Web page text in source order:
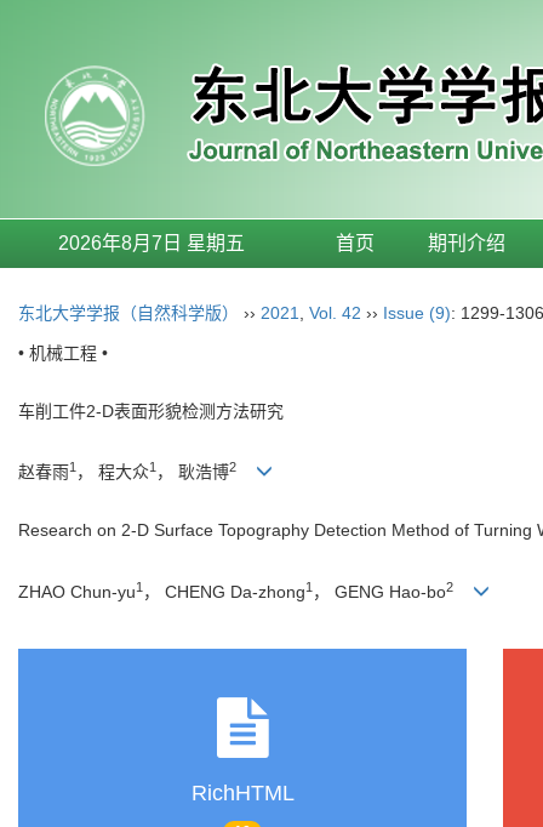
2026年8月7日 星期五 首页 期刊介绍
东北大学学报（自然科学版） ›› 2021 Vol. 42 ›› Issue (9): 1299-
• 机械工程 •
车削工件2-D表面形貌检测方法研究
赵春雨1 ， 程大众1 ， 耿浩博2
Research on 2-D Surface Topography Detection Method of Turning
ZHAO Chun-yu1 ， CHENG Da-zhong1 ， GENG Hao-bo2
RichHTML